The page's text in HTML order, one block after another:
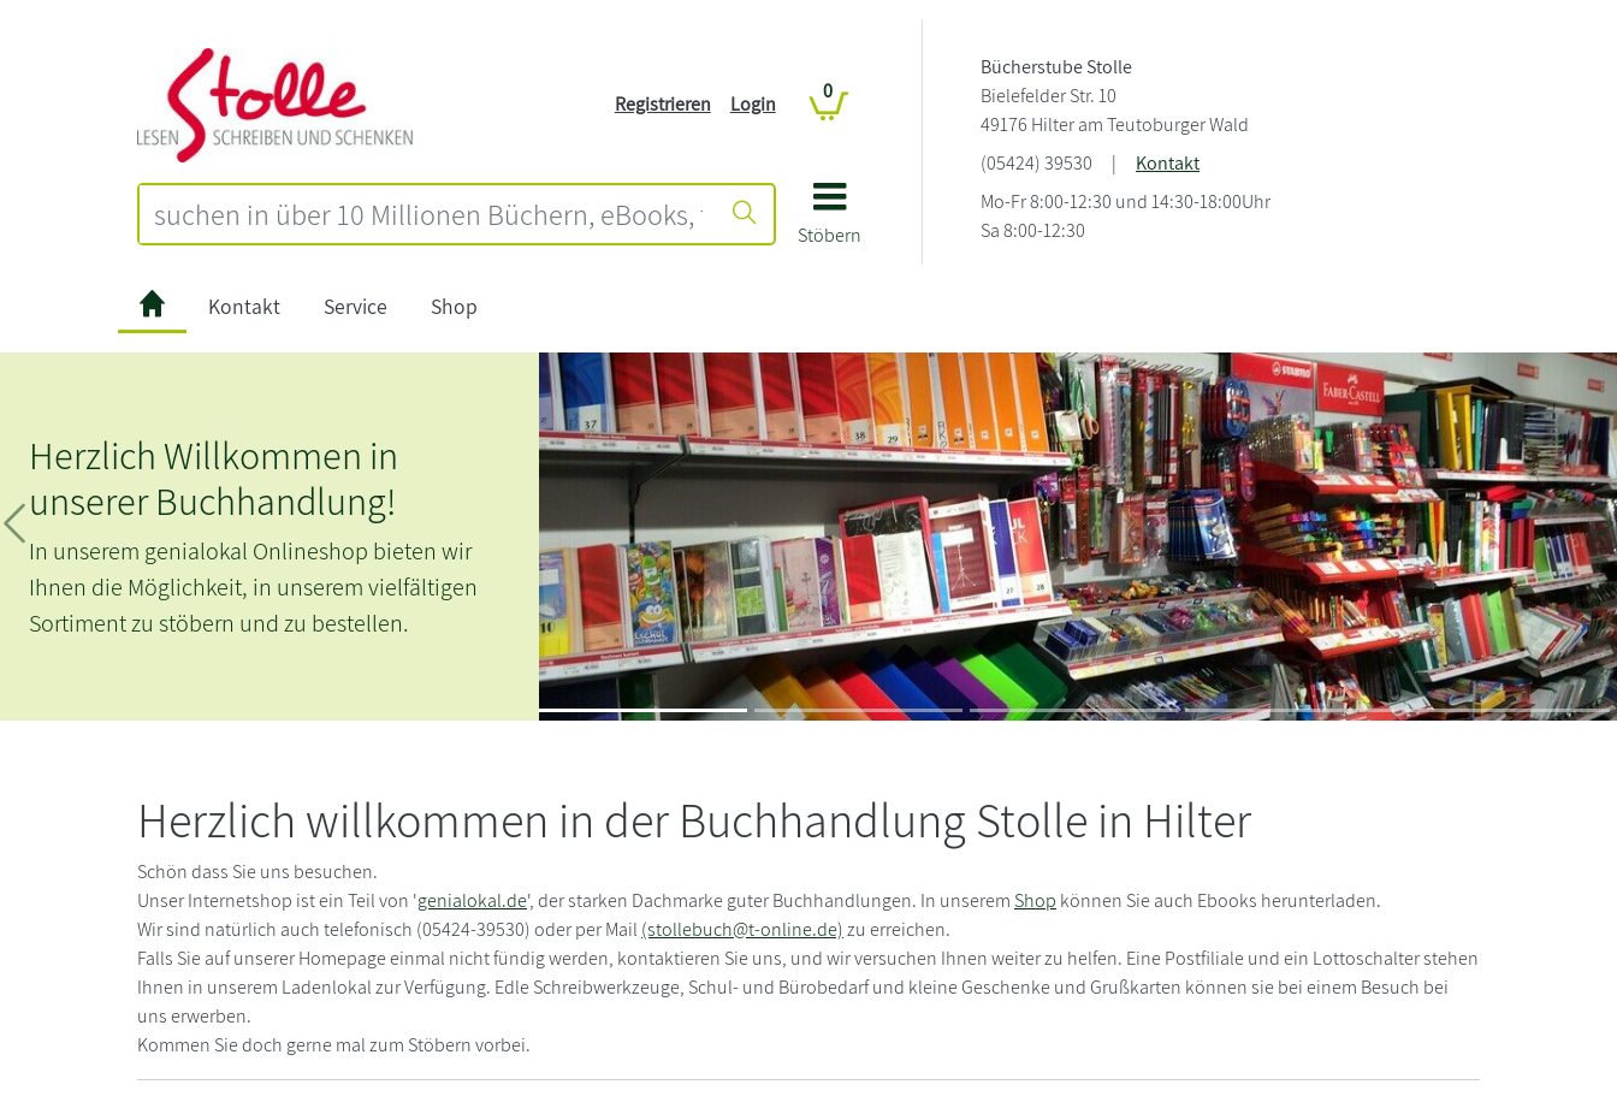
Stöbern
Registrieren Login
0
Bücherstube Stolle
Bielefelder Str. 10
49176 Hilter am Teutoburger Wald
(05424) 39530
|
Kontakt
Mo-Fr 8:00-12:30 und 14:30-18:00Uhr
Sa 8:00-12:30
Kontakt Service Shop
Zurück
Herzlich Willkommen in
unserer Buchhandlung!
In unserem genialokal Onlineshop bieten wir
Ihnen die Möglichkeit, in unserem vielfältigen
Sortiment zu stöbern und zu bestellen.
Herzlich willkommen in der Buchhandlung Stolle in Hilter
Schön dass Sie uns besuchen.
Unser Internetshop ist ein Teil von 'genialokal.de', der starken Dachmarke guter Buchhandlungen. In unserem Shop können Sie auch Ebooks herunterladen.
Wir sind natürlich auch telefonisch (05424-39530) oder per Mail (stollebuch@t-online.de)zu erreichen.
Falls Sie auf unserer Homepage einmal nicht fündig werden, kontaktieren Sie uns, und wir versuchen Ihnen weiter zu helfen. Eine Postfiliale und ein Lottoschalter stehen
Ihnen in unserem Ladenlokal zur Verfügung. Edle Schreibwerkzeuge, Schul- und Bürobedarf und kleine Geschenke und Grußkarten können sie bei einem Besuch bei
uns erwerben.
Kommen Sie doch gerne mal zum Stöbern vorbei.